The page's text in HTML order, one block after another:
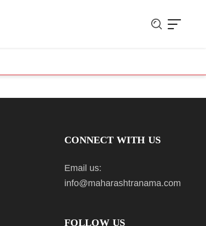
CONNECT WITH US
Email us:
info@maharashtranama.com